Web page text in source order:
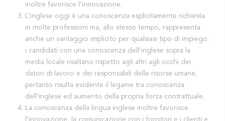
inoltre favorisce l’innovazione.
L’inglese oggi è una conoscenza esplicitamente richiesta
in molte professioni ma, allo stesso tempo, rappresenta
anche un vantaggio implicito per qualsiasi tipo di impiego:
i candidati con una conoscenza dell’inglese sopra la
media locale risaltano rispetto agli altri agli occhi dei
datori di lavoro e dei responsabili delle risorse umane,
pertanto risulta evidente il legame tra conoscenza
dell’inglese ed aumento della propria forza contrattuale.
La conoscenza della lingua inglese inoltre favorisce
l’innovazione, la comunicazione con i fornitori e i clienti e